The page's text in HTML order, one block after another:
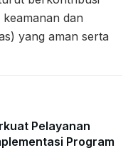
dan
yang aman serta
Pelayanan
Program